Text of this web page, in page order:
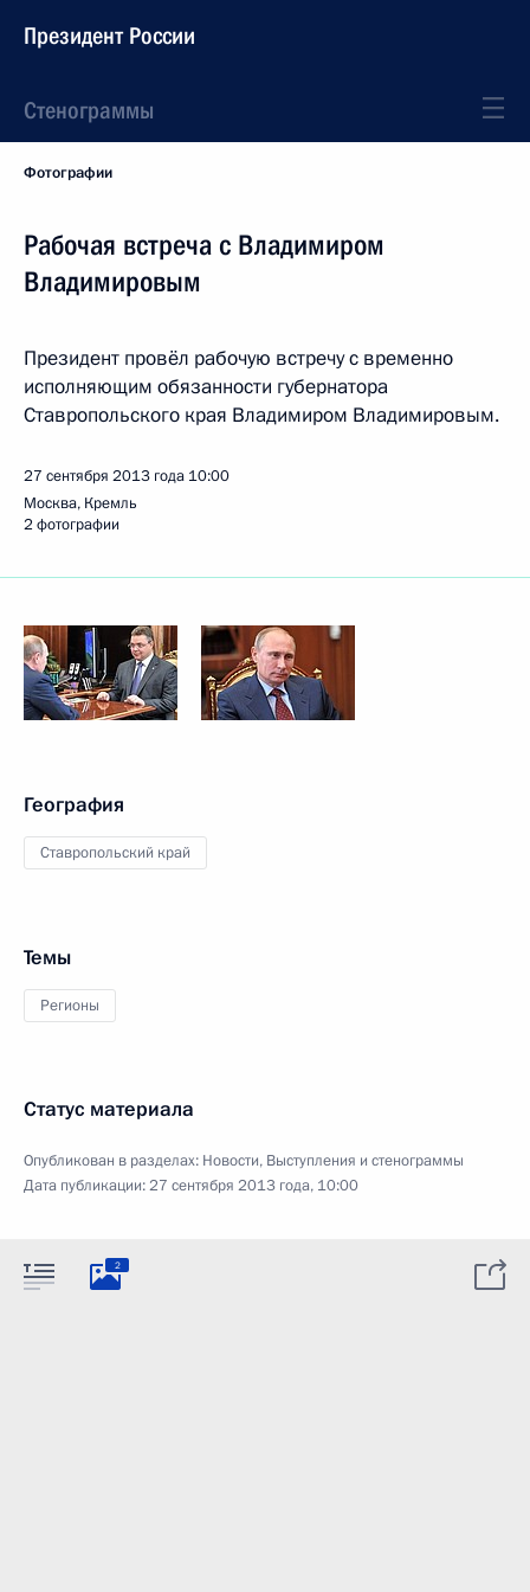
Президент России
Стенограммы
Фотографии
Рабочая встреча с Владимиром
Владимировым
Президент провёл рабочую встречу с временно
исполняющим обязанности губернатора
Ставропольского края Владимиром Владимировым.
27 сентября 2013 года 10:00
Москва, Кремль
2 фотографии
География
Ставропольский край
Темы
Регионы
Статус материала
Опубликован в разделах: Новости, Выступления и стенограммы
Дата публикации:27 сентября 2013 года, 10:00
2